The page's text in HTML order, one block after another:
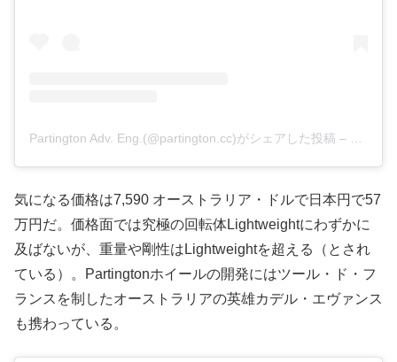
Partington Adv. Eng.(@partington.cc)がシェアした投稿 – 2019年
気になる価格は7,590 オーストラリア・ドルで日本円で57
万円だ。価格面では究極の回転体Lightweightにわずかに
及ばないが、重量や剛性はLightweightを超える（とされ
ている）。Partingtonホイールの開発にはツール・ド・フ
ランスを制したオーストラリアの英雄カデル・エヴァンス
も携わっている。